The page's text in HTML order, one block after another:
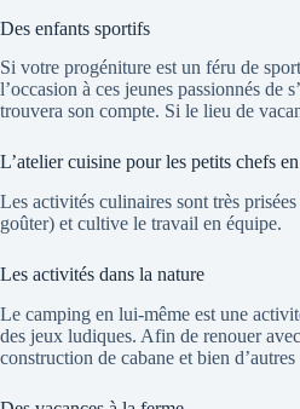
Des enfants sportifs
Si votre progéniture est un féru de
l’occasion à ces jeunes passionnés de
trouvera son compte. Si le lieu de
L’atelier cuisine pour les petits chefs
Les activités culinaires sont très
goûter) et cultive le travail en équipe.
Les activités dans la nature
Le camping en lui-même est une
des jeux ludiques. Afin de renouer
construction de cabane et bien